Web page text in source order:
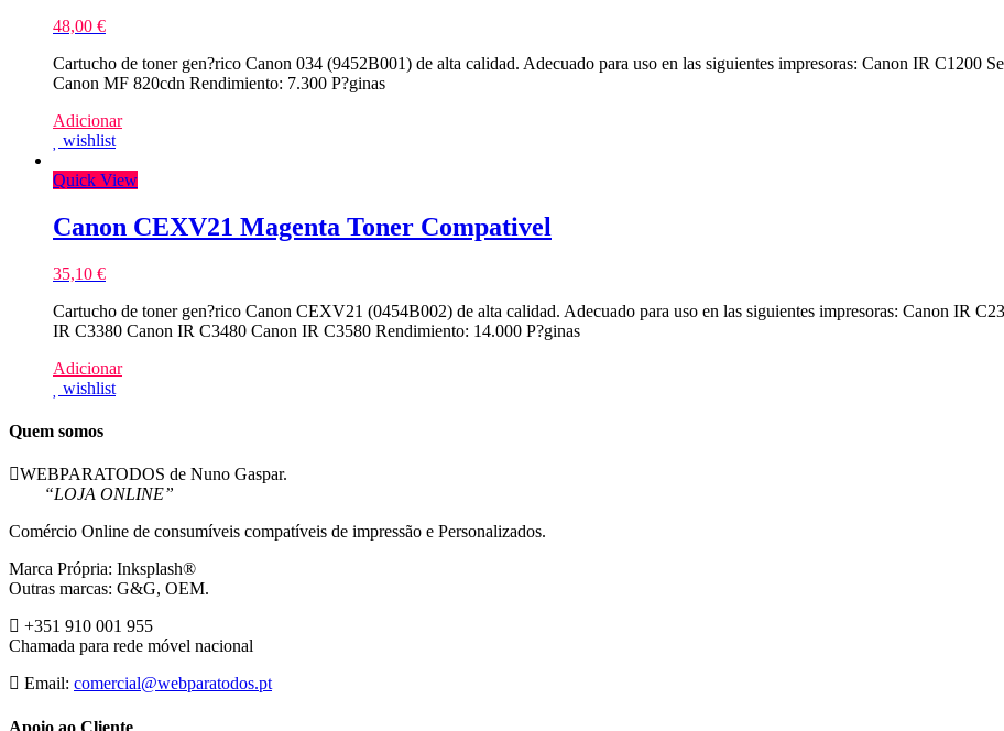
48,00 €
Cartucho de toner gen?rico Canon 034 (9452B001) de alta calidad. Adecuado para uso en las siguientes impresoras: Canon IR C1200
Canon MF 820cdn Rendimiento: 7.300 P?ginas
Adicionar
wishlist
Quick View
Canon CEXV21 Magenta Toner Compativel
35,10 €
Cartucho de toner gen?rico Canon CEXV21 (0454B002) de alta calidad. Adecuado para uso en las siguientes impresoras: Canon IR
IR C3380 Canon IR C3480 Canon IR C3580 Rendimiento: 14.000 P?ginas
Adicionar
wishlist
Quem somos
WEBPARATODOS de Nuno Gaspar.
“LOJA ONLINE”
Comércio Online de consumíveis compatíveis de impressão e Personalizados.
Marca Própria: Inksplash®
Outras marcas: G&G, OEM.
+351 910 001 955
Chamada para rede móvel nacional
Email: comercial@webparatodos.pt
Apoio ao Cliente